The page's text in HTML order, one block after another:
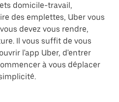
domicile-travail,
des emplettes, Uber vous
devez vous rendre,
Il vous suffit de vous
l'app Uber, d'entrer
à vous déplacer